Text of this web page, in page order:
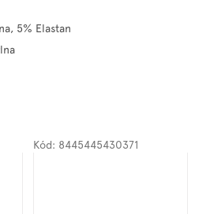
5% Elastan
Kód: 8445445430371